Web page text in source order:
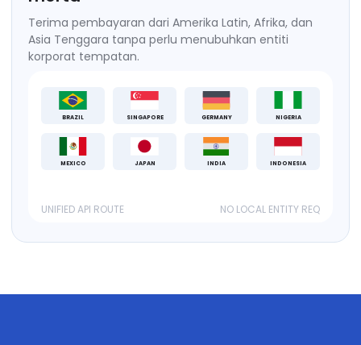
Terima pembayaran dari Amerika Latin, Afrika, dan
Asia Tenggara tanpa perlu menubuhkan entiti
korporat tempatan.
BRAZIL SINGAPORE GERMANY NIGERIA
MEXICO JAPAN INDIA INDONESIA
UNIFIED API ROUTE NO LOCAL ENTITY REQ